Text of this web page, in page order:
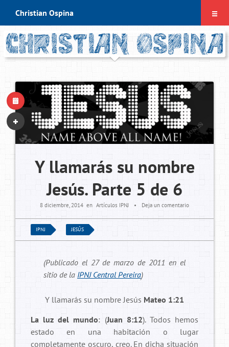
Christian Ospina
Frases de chrisdoc7
Libros que recomiendo
Contacto
Y llamarás su nombre
Jesús. Parte 5 de 6
8 diciembre, 2014 en Artículos IPNJ • Deja un comentario
IPNJ JESÚS
(Publicado el 27 de marzo de 2011 en el
sitio de la IPNJ Central Pereira)
Y llamarás su nombre Jesús Mateo 1:21
La luz del mundo: (Juan 8:12). Todos hemos
estado en una habitación o lugar
completamente oscuro, creo. En dicha situación